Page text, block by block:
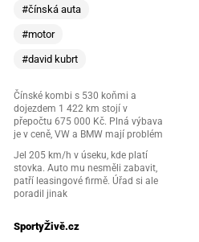
#čínská auta
#motor
#david kubrt
Čínské kombi s 530 koňmi a
dojezdem 1 422 km stojí v
přepočtu 675 000 Kč. Plná výbava
je v ceně, VW a BMW mají problém
Jel 205 km/h v úseku, kde platí
stovka. Auto mu nesměli zabavit,
patří leasingové firmě. Úřad si ale
poradil jinak
SportyŽivě.cz